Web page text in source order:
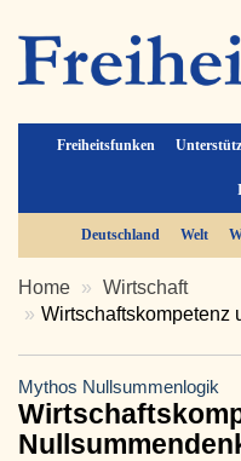
Freiheitsfunken
Deutschland Welt
Home
Wirtschaft
Wirtschaftskompetenz
Mythos Nullsummenlogik